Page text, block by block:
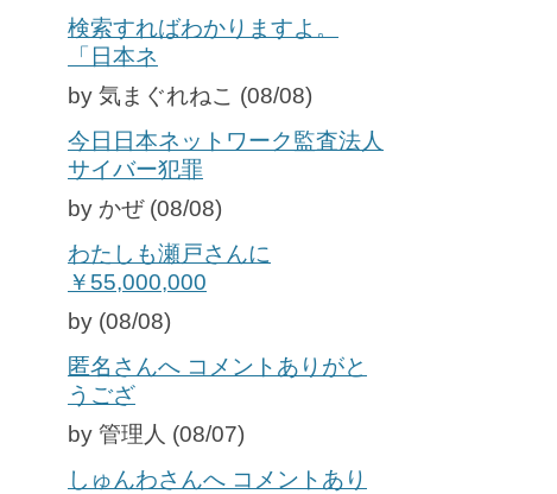
検索すればわかりますよ。
「日本ネ
by 気まぐれねこ (08/08)
今日日本ネットワーク監査法人
サイバー犯罪
by かぜ (08/08)
わたしも瀬戸さんに
￥55,000,000
by (08/08)
匿名さんへ コメントありがと
うござ
by 管理人 (08/07)
しゅんわさんへ コメントあり